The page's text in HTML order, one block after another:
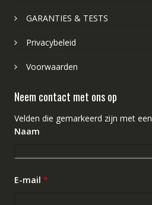
GARANTIES & TESTS
Privacybeleid
Voorwaarden
Neem contact met ons op
Velden die gemarkeerd zijn met een
Naam
E-mail *